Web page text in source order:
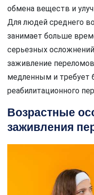
обмена веществ и
Для людей среднего
занимает больше
серьезных
заживление
медленным и требует
реабилитационного
Возрастные
заживления